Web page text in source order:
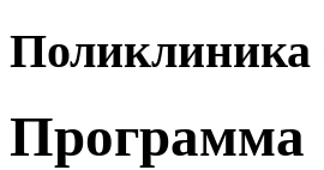
Поликлиника
Программа